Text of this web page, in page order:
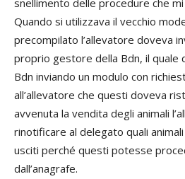
snellimento delle procedure che
Quando si utilizzava il vecchio
precompilato l’allevatore doveva
proprio gestore della Bdn, il quale
Bdn inviando un modulo con
all’allevatore che questi doveva
avvenuta la vendita degli animali
rinotificare al delegato quali
usciti perché questi potesse
dall’anagrafe.